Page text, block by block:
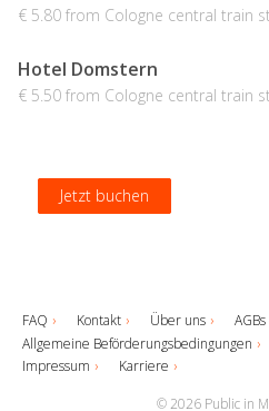
Jetzt buchen
Jetzt buchen
€ 5.80 from Cologne central train
Jetzt buchen
Hotel Domstern
€ 5.50 from Cologne central train
Jetzt buchen
FAQ Kontakt Über uns
Allgemeine Beförderungsbedingungen
Impressum
Karriere
© 2026 Public in